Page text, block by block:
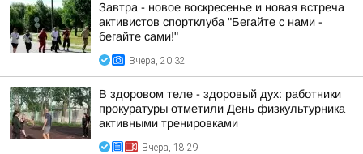
Завтра - новое воскресенье и новая встреча
активистов спортклуба "Бегайте с нами -
бегайте сами!"
Вчера, 20:32
В здоровом теле - здоровый дух: работники
прокуратуры отметили День физкультурника
активными тренировками
Вчера, 18:29